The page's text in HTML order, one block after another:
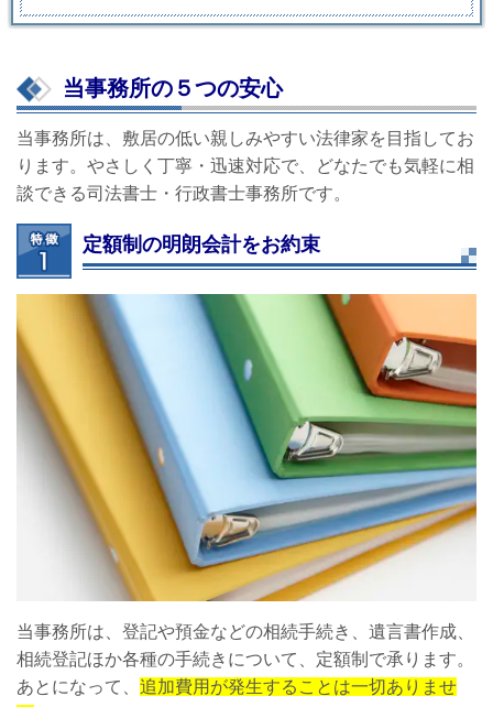
当事務所の５つの安心
当事務所は、敷居の低い親しみやすい法律家を目指してお
ります。やさしく丁寧・迅速対応で、どなたでも気軽に相
談できる司法書士・行政書士事務所です。
定額制の明朗会計をお約束
当事務所は、登記や預金などの相続手続き、遺言書作成、
相続登記ほか各種の手続きについて、定額制で承ります。
あとになって、 追加費用が発生することは一切ありませ